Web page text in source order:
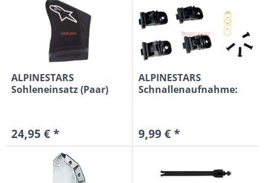
ALPINESTARS
Sohleneinsatz (Paar)
24,95 € *
ALPINESTARS
Schnallenaufnahme:
9,99 € *